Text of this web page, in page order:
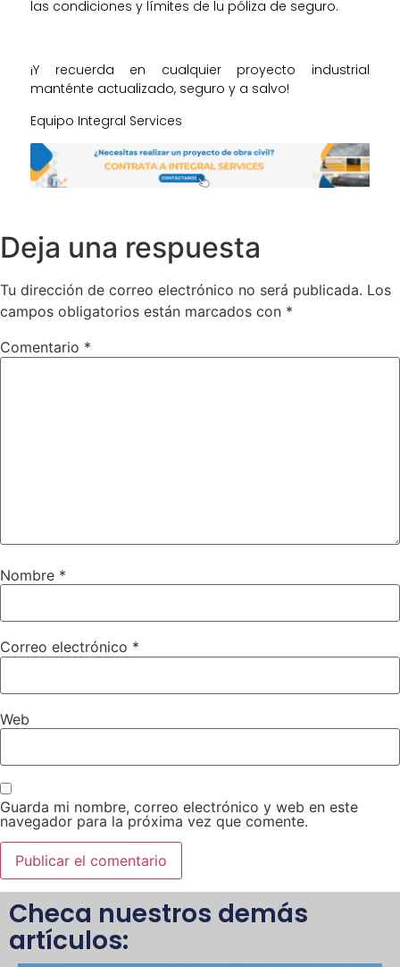
las condiciones y límites de lu póliza de seguro.
¡Y recuerda en cualquier proyecto industrial
manténte actualizado, seguro y a salvo!
Equipo Integral Services
Deja una respuesta
Tu dirección de correo electrónico no será publicada. Los
campos obligatorios están marcados con *
Comentario *
Nombre *
Correo electrónico *
Web
Guarda mi nombre, correo electrónico y web en este
navegador para la próxima vez que comente.
Checa nuestros demás
artículos: